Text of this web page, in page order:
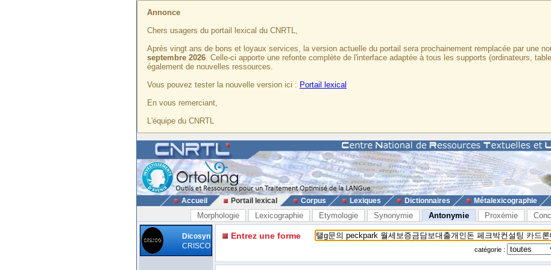
Annonce
Chers usagers du portail lexical du CNRTL,
Après vingt ans de bons et loyaux services, la version actuelle du portail sera prochainement remplacée par une
septembre 2026. Celle-ci apporte une refonte complète de l'interface adaptée à tous les supports (ordinateurs,
également de nouvelles ressources.
Vous pouvez tester la nouvelle version ici : Portail lexical
En vous remerciant,
L'équipe du CNRTL
Accueil Portail lexical Corpus Lexiques Dictionnaires Métalexicographie
Morphologie Lexicographie Etymologie Synonymie Antonymie Proxémie
Dicosyn
CRISCO
Entrez une forme
catégorie :